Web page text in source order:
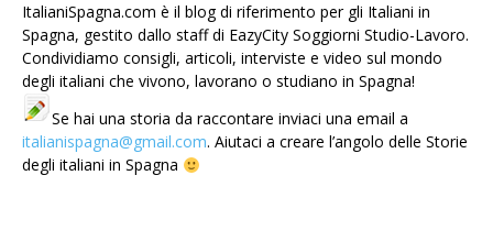
ItalianiSpagna.com è il blog di riferimento per gli Italiani in
Spagna, gestito dallo staff di EazyCity Soggiorni Studio-Lavoro.
Condividiamo consigli, articoli, interviste e video sul mondo
degli italiani che vivono, lavorano o studiano in Spagna!
Se hai una storia da raccontare inviaci una email a
italianispagna@gmail.com. Aiutaci a creare l’angolo delle Storie
degli italiani in Spagna